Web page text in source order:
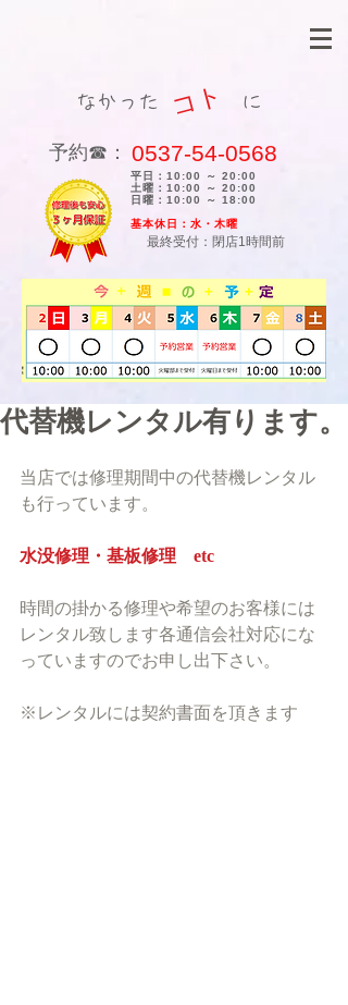
コト
なかった に
​予約☎： 0537-54-0568
平日：10:00 ～ 20:00
土曜：10:00 ～ 20:00
日曜：10:00 ～ 18:00
​基本休日：水・木曜
最終受付：閉店1時間前
代替機レンタル有ります。
当店では修理期間中の代替機レンタル
も行っています。
水没修理・基板修理　etc
時間の掛かる修理や希望のお客様には
レンタル致します各通信会社対応にな
っていますのでお申し出下さい。
※レンタルには契約書面を頂きます